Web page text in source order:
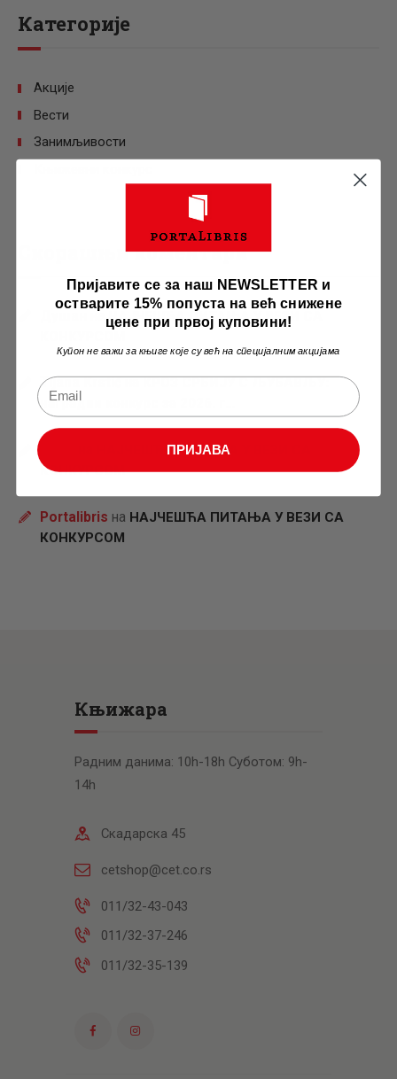
Категорије
Акције
Вести
Занимљивости
Скорашњи коментари
наНАЈЧЕШЋА ПИТАЊА У ВЕЗИ СА
Tijana Krstić
наградни конкурс за 2026. г…
НАЈЧЕШЋА ПИТАЊА У ВЕЗИ СА
КОНКУРСОМ
Portalibris на НАЈЧЕШЋА ПИТАЊА У ВЕЗИ СА
КОНКУРСОМ
Књижара
Радним данима: 10h-18h Суботом: 9h-
14h
Скадарска 45
cetshop@cet.co.rs
011/32-43-043
011/32-37-246
011/32-35-139
Пријавите се за наш NEWSLETTER и
остварите 15% попуста на већ снижене
цене при првој куповини!
Купон не важи за књиге које су већ на специјалним акцијама
ПРИЈАВА